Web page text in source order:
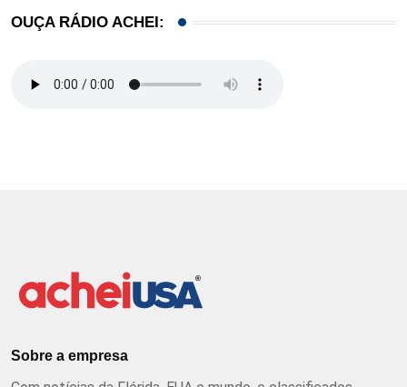
OUÇA RÁDIO ACHEI:
Sobre a empresa